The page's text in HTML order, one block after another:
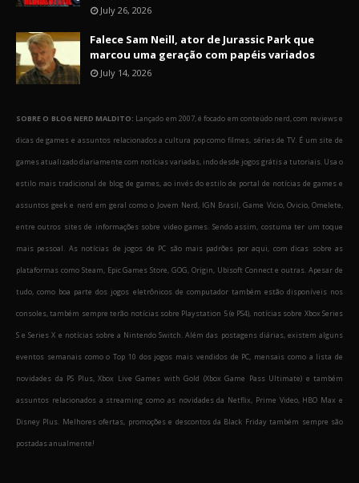
July 26, 2026
Falece Sam Neill, ator de Jurassic Park que
marcou uma geração com papéis variados
July 14, 2026
SOBRE O BLOG NERD MALDITO: Lançado em 2007, é focado em conteúdo nerd, com reviews e
dicas de games e assuntos relacionados a cultura pop como filmes, séries de TV. É um site de
games atualizado diariamente com notícias variadas, indo desde jogos grátis a tutoriais. Usa o
estilo mais tradicional de blog de games, ao invés do estilo de portal de notícias de games e
assuntos geek e nerd em geral como o Jovem Nerd, IGN Brasil, Game Vicio, Ovicio, Omelete,
entre outros sites de informações sobre video games. Sendo assim, costuma ter um toque
mais pessoal. As notícias de jogos de PC são mais padrões por aqui, com dicas sobre as
plataformas como Steam, Epic Games Store, GOG, Origin, Ubisoft Connect e outras. Apesar de
tudo, como boa parte dos jogos eletrônicos de computador também estão disponíveis nos
consoles, também sempre terão notícias sobre Playstation 5 (e PS4), notícias sobre Xbox Series
S e Series X e notícias sobre a Nintendo Switch. Além das postagens diárias, existem alguns
eventos semanais como o Top 10 dos jogos mais vendidos de PC, mensais como a lista de
novidades da PS Plus, Xbox Live Games with Gold (Xbox Game Pass Ultimate) e também
assuntos relacionados a streaming como as novidades da Netflix, Prime Video, HBO Max e
Disney Plus. Melhores ofertas, promoções e descontos da Black Friday também sempre são
postadas anualmente!